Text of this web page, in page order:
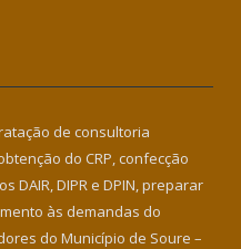
de consultoria
do CRP, confecção
DAIR, DIPR e DPIN, preparar
às demandas do
do Município de Soure –